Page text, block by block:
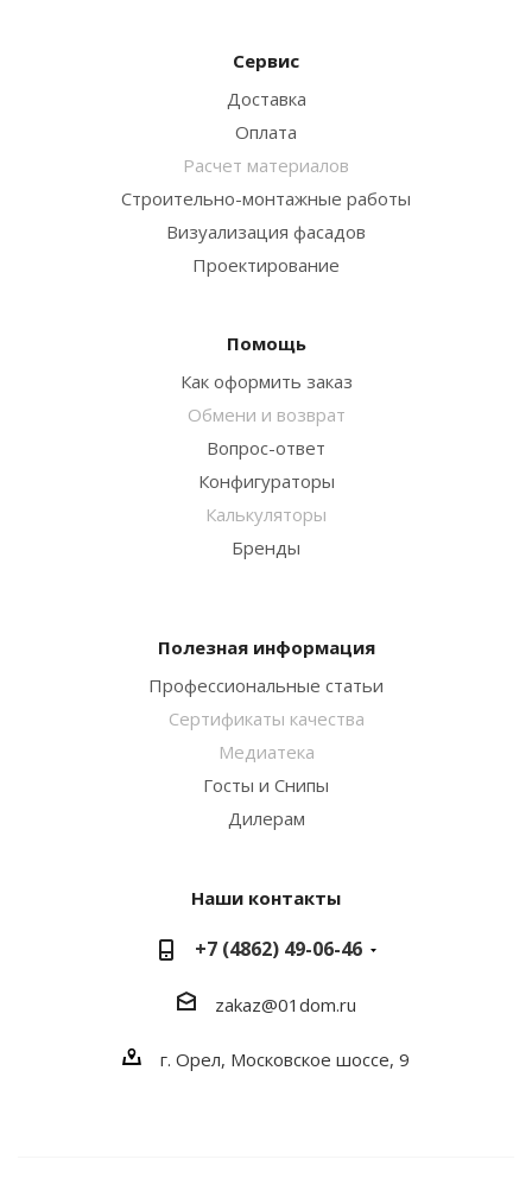
Сервис
Доставка
Оплата
Расчет материалов
Строительно-монтажные работы
Визуализация фасадов
Проектирование
Помощь
Как оформить заказ
Обмени и возврат
Вопрос-ответ
Конфигураторы
Калькуляторы
Бренды
Полезная информация
Профессиональные статьи
Сертификаты качества
Медиатека
Госты и Снипы
Дилерам
Наши контакты
+7 (4862) 49-06-46
zakaz@01dom.ru
г. Орел, Московское шоссе, 9